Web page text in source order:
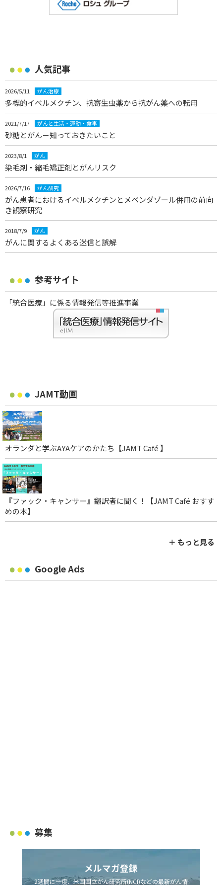
人気記事
2026/5/11 がん治療
多標的イベルメクチン、抗寄生虫薬から抗がん薬への転用
2021/7/17 がんと生活・運動・食事
砂糖とがん－知っておきたいこと
2023/8/1 がん
染毛剤・縮毛矯正剤とがんリスク
2026/7/16 がん研究
がん患者におけるイベルメクチンとメベンダゾール併用の前向
き観察研究
2018/7/9 がん
がんに関するよくある迷信と誤解
参考サイト
「統合医療」に係る情報発信等推進事業
JAMT動画
オランダと学ぶAYAケアのかたち【JAMT Café 】
『ファック・キャンサー』翻訳者に聞く！【JAMT Café おすす
めの本】
＋ もっと見る
Google Ads
募集
メルマガ登録
2週間に一度、米国国立がん研究所(NCI)などの最新がん情